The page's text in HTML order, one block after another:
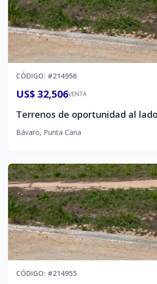
CÓDIGO: #214956
VENTA
US$ 32,506
Bávaro, Punta Cana
CÓDIGO: #214955